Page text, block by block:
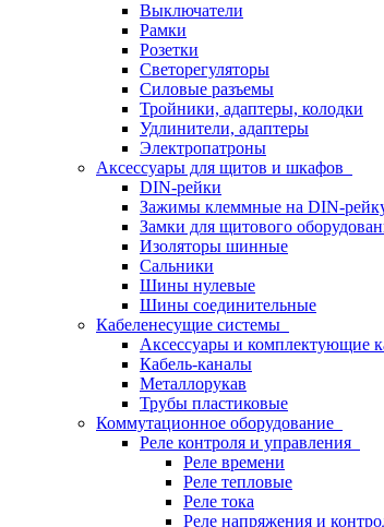
Выключатели
Рамки
Розетки
Светорегуляторы
Силовые разъемы
Тройники, адаптеры, колодки
Удлинители, адаптеры
Электропатроны
Аксессуары для щитов и шкафов
DIN-рейки
Зажимы клеммные на DIN-
Замки для щитового
Изоляторы шинные
Сальники
Шины нулевые
Шины соединительные
Кабеленесущие системы
Аксессуары и комплектующие
Кабель-каналы
Металлорукав
Трубы пластиковые
Коммутационное оборудование
Реле контроля и управления
Реле времени
Реле тепловые
Реле тока
Реле напряжения и